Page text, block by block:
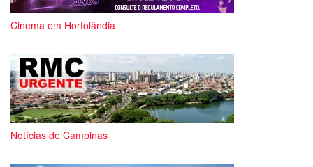
Cinema em Hortolândia
Notícias de Campinas